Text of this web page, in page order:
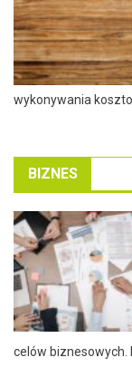
wykonywania
BIZNES
celów biznesowych.